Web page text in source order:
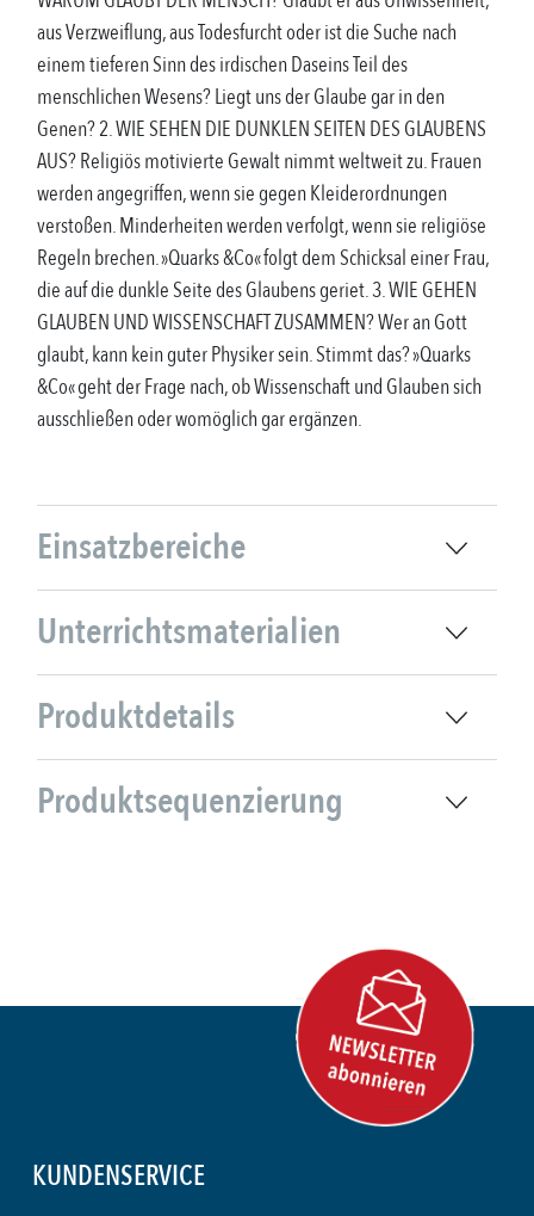
aus Verzweiflung, aus Todesfurcht oder ist die Suche nach
einem tieferen Sinn des irdischen Daseins Teil des
menschlichen Wesens? Liegt uns der Glaube gar in den
Genen? 2. WIE SEHEN DIE DUNKLEN SEITEN DES GLAUBENS
AUS? Religiös motivierte Gewalt nimmt weltweit zu. Frauen
werden angegriffen, wenn sie gegen Kleiderordnungen
verstoßen. Minderheiten werden verfolgt, wenn sie religiöse
Regeln brechen. »Quarks &Co« folgt dem Schicksal einer Frau,
die auf die dunkle Seite des Glaubens geriet. 3. WIE GEHEN
GLAUBEN UND WISSENSCHAFT ZUSAMMEN? Wer an Gott
glaubt, kann kein guter Physiker sein. Stimmt das? »Quarks
&Co« geht der Frage nach, ob Wissenschaft und Glauben sich
ausschließen oder womöglich gar ergänzen.
Einsatzbereiche
Unterrichtsmaterialien
Produktdetails
Produktsequenzierung
KUNDENSERVICE